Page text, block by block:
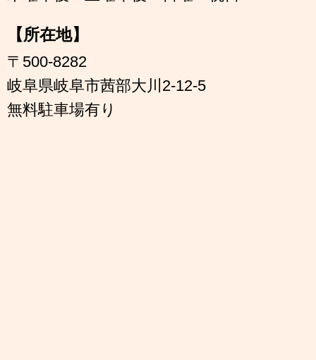
【所在地】
〒500-8282
岐阜県岐阜市茜部大川2-12-5
無料駐車場有り